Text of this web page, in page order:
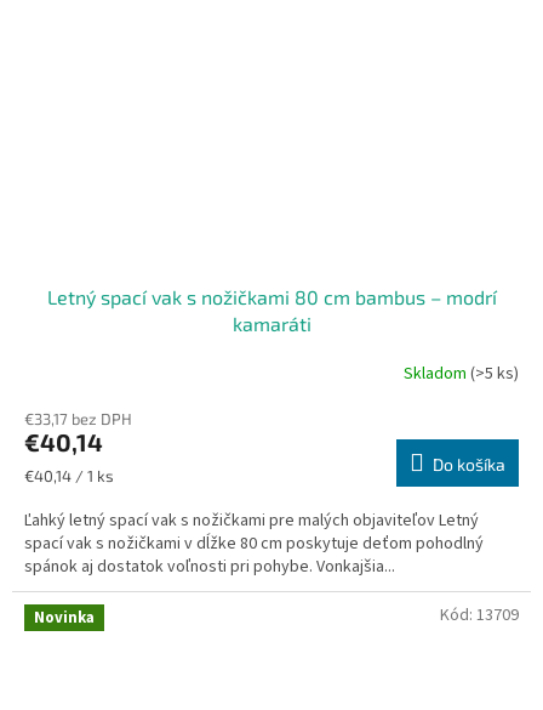
Letný spací vak s nožičkami 80 cm bambus – modrí
kamaráti
Skladom (>5 ks)
€33,17 bez DPH
€40,14
Jednotková
€40,14 / 1 ks
Do košíka
Ľahký letný spací vak s nožičkami pre malých objaviteľov Letný
spací vak s nožičkami v dĺžke 80 cm poskytuje deťom pohodlný
spánok aj dostatok voľnosti pri pohybe. Vonkajšia...
Novinka Kód: 13709